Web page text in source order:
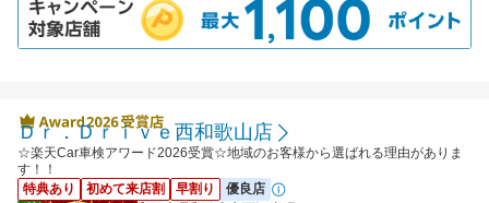
Ｄｒ．Ｄｒｉｖｅ西和歌山店
☆楽天Car車検アワード2026受賞☆地域のお客様から選ばれる理由がありま
す！！
特典あり
初めて来店割 早割り
優良店